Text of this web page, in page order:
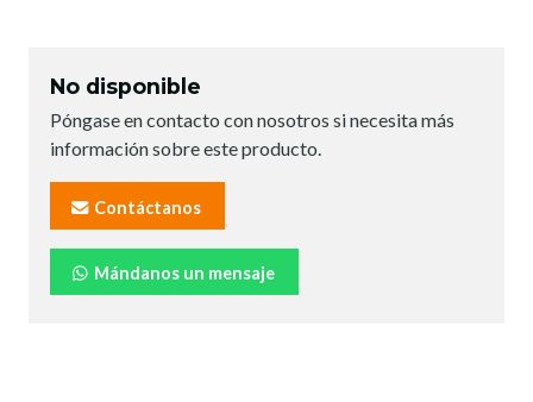
No disponible
Póngase en contacto con nosotros si necesita más
información sobre este producto.
Contáctanos
Mándanos un mensaje